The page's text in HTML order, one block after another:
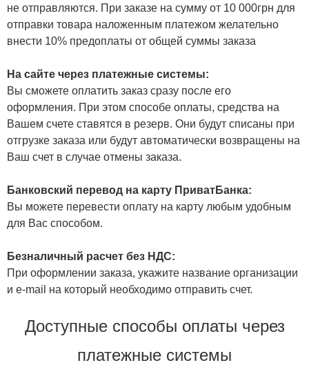
не отправляются. При заказе на сумму от 10 000грн для
отправки товара наложенным платежом желательно
внести 10% предоплаты от общей суммы заказа
На сайте через платежные системы:
Вы сможете оплатить заказ сразу после его
оформления. При этом способе оплаты, средства на
Вашем счете ставятся в резерв. Они будут списаны при
отгрузке заказа или будут автоматически возвращены на
Ваш счет в случае отмены заказа.
Банковский перевод на карту ПриватБанка:
Вы можете перевести оплату на карту любым удобным
для Вас способом.
Безналичный расчет без НДС:
При оформлении заказа, укажите название организации
и e-mail на который необходимо отправить счет.
Доступные способы оплаты через
платежные системы